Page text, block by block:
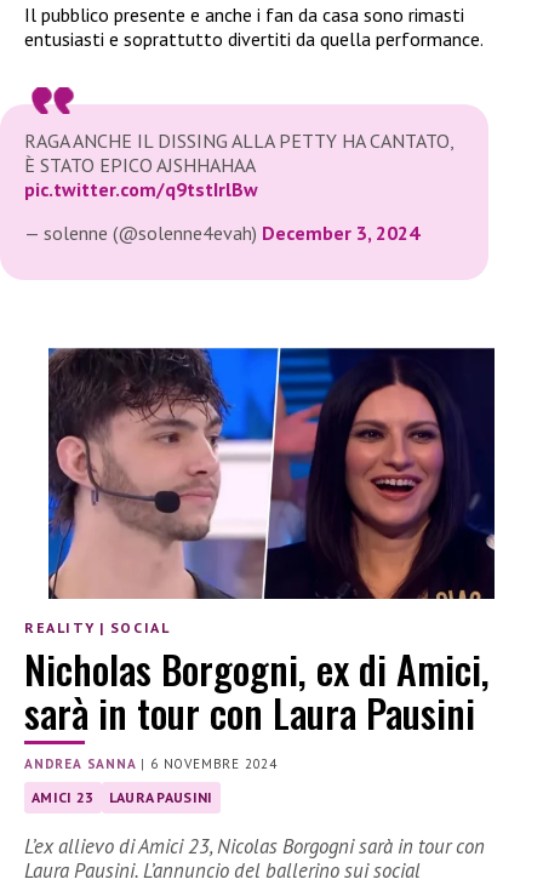
Il pubblico presente e anche i fan da casa sono rimasti
entusiasti e soprattutto divertiti da quella performance.
RAGA ANCHE IL DISSING ALLA PETTY HA CANTATO,
È STATO EPICO AJSHHAHAA
pic.twitter.com/q9tstIrlBw
— solenne (@solenne4evah) December 3, 2024
REALITY | SOCIAL
Nicholas Borgogni, ex di Amici,
sarà in tour con Laura Pausini
ANDREA SANNA | 6 NOVEMBRE 2024
AMICI 23 LAURA PAUSINI
L’ex allievo di Amici 23, Nicolas Borgogni sarà in tour con
Laura Pausini. L’annuncio del ballerino sui social